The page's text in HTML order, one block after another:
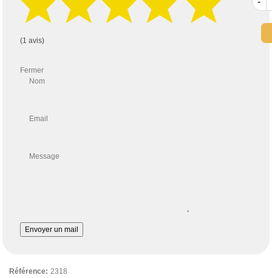
(1 avis)
Fermer
Nom
Email
Message
Envoyer un mail
Référence: 2318